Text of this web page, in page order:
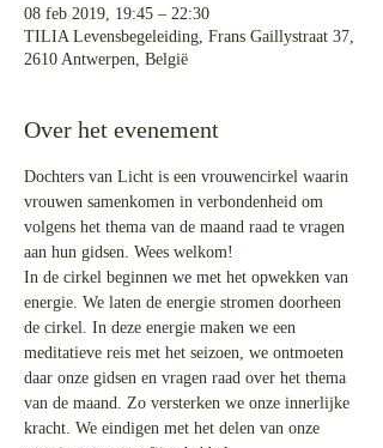
08 feb 2019, 19:45 – 22:30
TILIA Levensbegeleiding, Frans Gaillystraat 37,
2610 Antwerpen, België
Over het evenement
Dochters van Licht is een vrouwencirkel waarin
vrouwen samenkomen in verbondenheid om
volgens het thema van de maand raad te vragen
In de cirkel beginnen we met het opwekken van
energie. We laten de energie stromen doorheen
de cirkel. In deze energie maken we een
meditatieve reis met het seizoen, we ontmoeten
daar onze gidsen en vragen raad over het thema
van de maand. Zo versterken we onze innerlijke
kracht. We eindigen met het delen van onze